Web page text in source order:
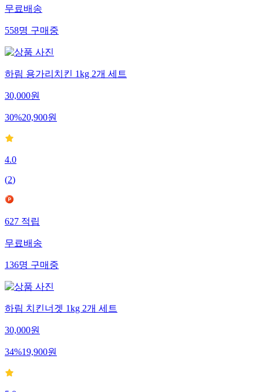
무료배송
558명구매중
하림 용가리치킨 1kg 2개 세트
30,000원
30%20,900원
4.0
(2)
627적립
무료배송
136명구매중
하림 치킨너겟 1kg 2개 세트
30,000원
34%19,900원